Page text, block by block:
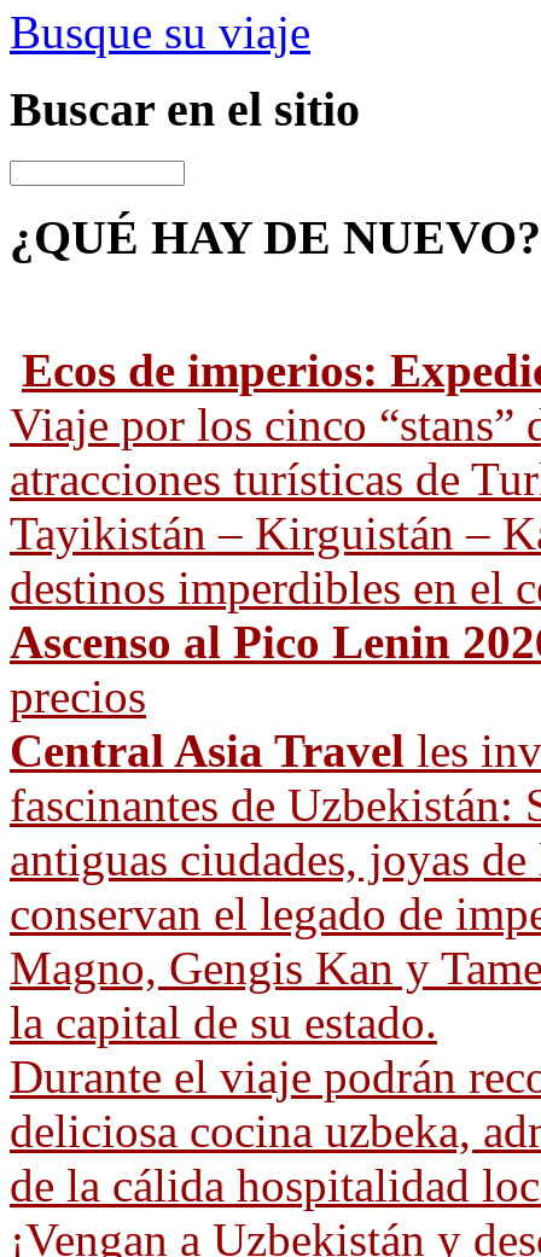
Busque su viaje
Buscar en el sitio
¿QUÉ HAYDE NUEVO?
Ecos de imperios:
Viaje por los cinco “stans”
atracciones turísticas de
Tayikistán – Kirguistán –
destinos imperdibles en el
Ascenso al Pico Lenin
precios
Central Asia Travel les
fascinantes de Uzbekistán:
antiguas ciudades, joyas
conservan el legado de
Magno, Gengis Kan y
la capital de su estado.
Durante el viaje podrán
deliciosa cocina uzbeka,
de la cálida hospitalidad
¡Vengan a Uzbekistán y